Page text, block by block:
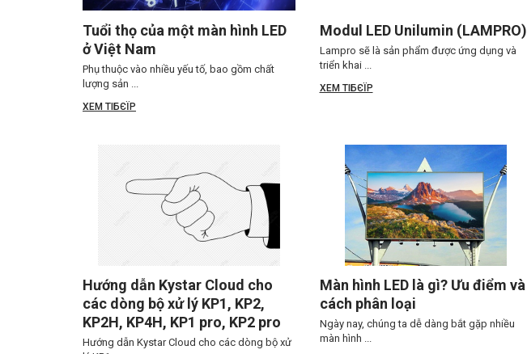
Tuổi thọ của một màn hình LED
ở Việt Nam
Phụ thuộc vào nhiều yếu tố, bao gồm chất
lượng sản ...
XEM TIБЄЇP
Modul LED Unilumin (LAMPRO)
Lampro sẽ là sản phẩm được ứng dụng và
triển khai ...
XEM TIБЄЇP
Hướng dẫn Kystar Cloud cho
các dòng bộ xử lý KP1, KP2,
KP2H, KP4H, KP1 pro, KP2 pro
Hướng dẫn Kystar Cloud cho các dòng bộ xử
Màn hình LED là gì? Ưu điểm và
cách phân loại
Ngày nay, chúng ta dễ dàng bắt gặp nhiều
màn hình ...